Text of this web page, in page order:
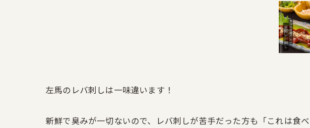
左馬のレバ刺しは一味違います！
新鮮で臭みが一切ないので、レバ刺しが苦手だった方も「これは食べ